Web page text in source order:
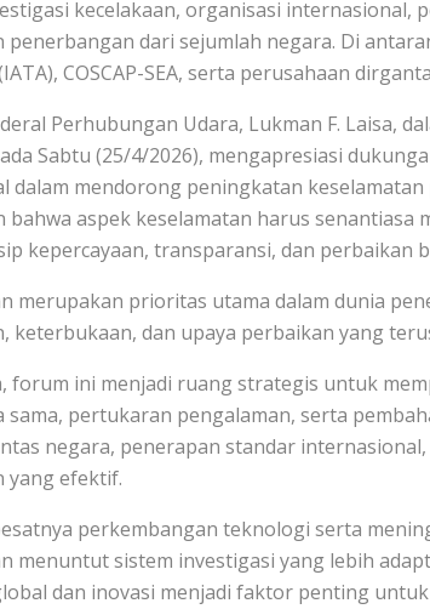
kecelakaan, organisasi internasional,
penerbangan dari sejumlah negara. Di
COSCAP-SEA, serta perusahaan
Perhubungan Udara, Lukman F. Laisa,
Sabtu (25/4/2026), mengapresiasi
dalam mendorong peningkatan keselamatan
bahwa aspek keselamatan harus
kepercayaan, transparansi, dan perbaikan
merupakan prioritas utama dalam dunia
keterbukaan, dan upaya perbaikan yang
forum ini menjadi ruang strategis untuk
sama, pertukaran pengalaman, serta
negara, penerapan standar
yang efektif.
perkembangan teknologi serta
menuntut sistem investigasi yang lebih
dan inovasi menjadi faktor penting